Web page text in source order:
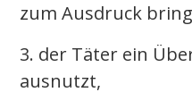
zum Ausdruck
3. der Täter ein
ausnutzt,